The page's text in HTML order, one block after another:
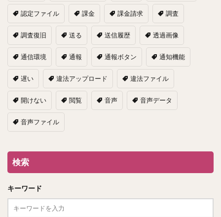
認定ファイル 課金 課金請求 調査
調査復旧 送る 送信履歴 透過画像
通信環境 通報 通報ボタン 通知機能
遅い 違法アップロード 違法ファイル
開けない 閲覧 音声 音声データ
音声ファイル
検索
キーワード